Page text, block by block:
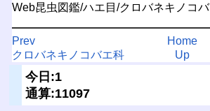
Web昆虫図鑑/ハエ目/クロバネキノコ
Prev
クロバネキノコバエ科
Home
Up
今日:1
通算:11097